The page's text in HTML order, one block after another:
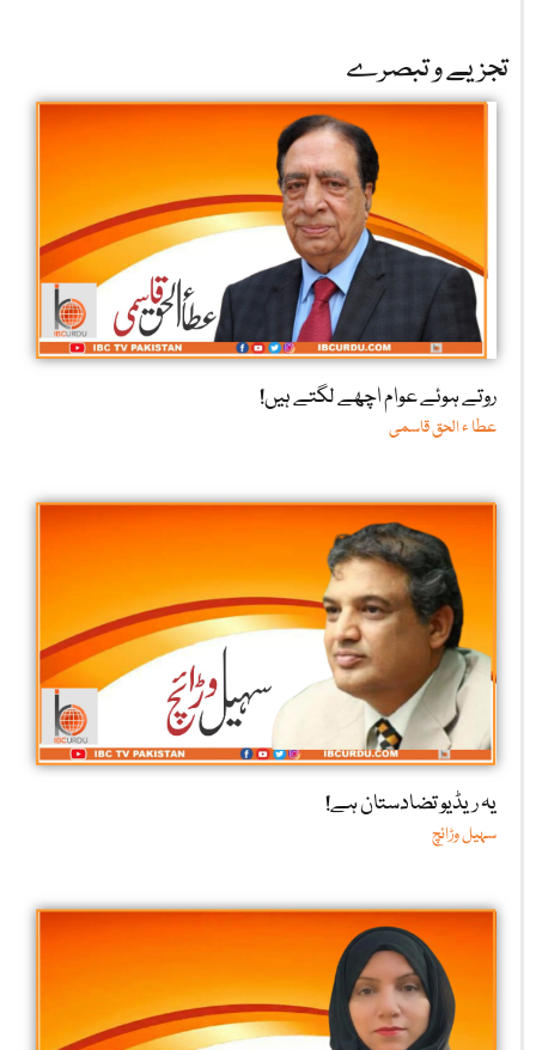
تجزیے و تبصرے
روتے ہوئے عوام اچھے لگتے ہیں!
عطا ء الحق قاسمی
یہ ریڈیو تضادستان ہے!
سہیل وڑائچ